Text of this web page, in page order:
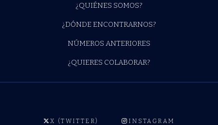
¿QUIÉNES SOMOS?
¿DÓNDE ENCONTRARNOS?
NÚMEROS ANTERIORES
¿QUIERES COLABORAR?
X (TWITTER) INSTAGRAM